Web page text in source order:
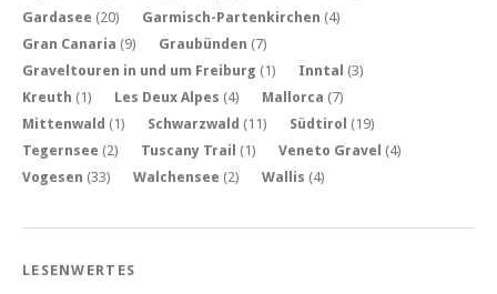
Gardasee (20) Garmisch-Partenkirchen (4)
Gran Canaria (9) Graubünden (7)
Graveltouren in und um Freiburg (1) Inntal (3)
Kreuth (1) Les Deux Alpes (4) Mallorca (7)
Mittenwald (1) Schwarzwald (11) Südtirol (19)
Tegernsee (2) Tuscany Trail (1) Veneto Gravel (4)
Vogesen (33) Walchensee (2) Wallis (4)
LESENWERTES